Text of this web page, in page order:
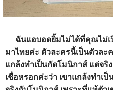
ฉันแอบอดยิ้มไม่ได้ที่คุณไม่เปิ
มาไทยค่ะ ตัวละครนี้เป็นตัวละ
แกล้งทำเป็นกัดโมนิกาส์ แต่จ
เชื่อหรอกค่ะว่า เขาแกล้งทำเ